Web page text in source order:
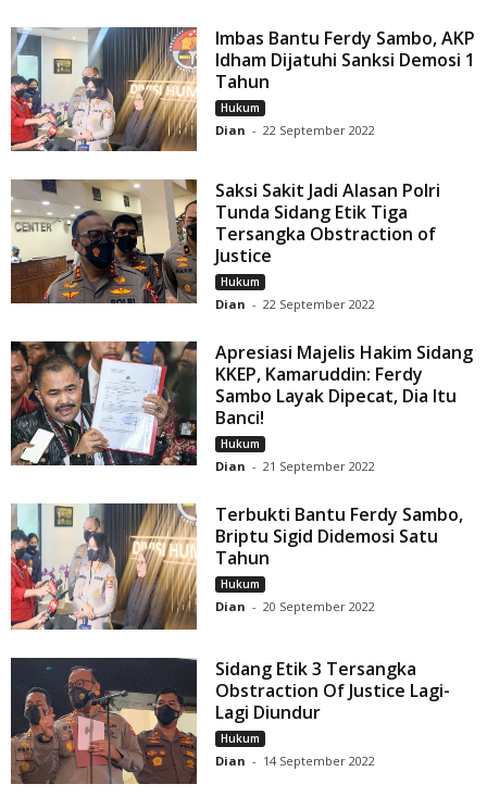
Imbas Bantu Ferdy Sambo, AKP
Idham Dijatuhi Sanksi Demosi 1
Tahun
Hukum
Dian - 22 September 2022
Saksi Sakit Jadi Alasan Polri
Tunda Sidang Etik Tiga
Tersangka Obstraction of
Justice
Hukum
Dian - 22 September 2022
Apresiasi Majelis Hakim Sidang
KKEP, Kamaruddin: Ferdy
Sambo Layak Dipecat, Dia Itu
Banci!
Hukum
Dian - 21 September 2022
Terbukti Bantu Ferdy Sambo,
Briptu Sigid Didemosi Satu
Tahun
Hukum
Dian - 20 September 2022
Sidang Etik 3 Tersangka
Obstraction Of Justice Lagi-
Lagi Diundur
Hukum
Dian - 14 September 2022